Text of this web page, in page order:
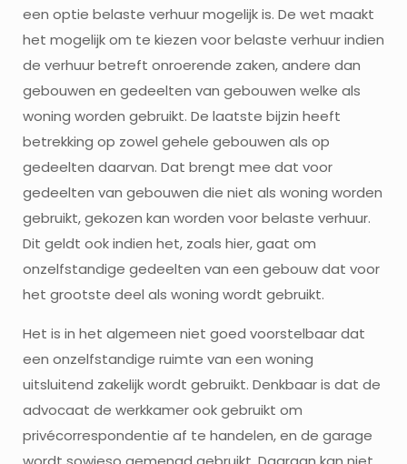
een optie belaste verhuur mogelijk is. De wet maakt
het mogelijk om te kiezen voor belaste verhuur indien
de verhuur betreft onroerende zaken, andere dan
gebouwen en gedeelten van gebouwen welke als
woning worden gebruikt. De laatste bijzin heeft
betrekking op zowel gehele gebouwen als op
gedeelten daarvan. Dat brengt mee dat voor
gedeelten van gebouwen die niet als woning worden
gebruikt, gekozen kan worden voor belaste verhuur.
Dit geldt ook indien het, zoals hier, gaat om
onzelfstandige gedeelten van een gebouw dat voor
het grootste deel als woning wordt gebruikt.
Het is in het algemeen niet goed voorstelbaar dat
een onzelfstandige ruimte van een woning
uitsluitend zakelijk wordt gebruikt. Denkbaar is dat de
advocaat de werkkamer ook gebruikt om
privécorrespondentie af te handelen, en de garage